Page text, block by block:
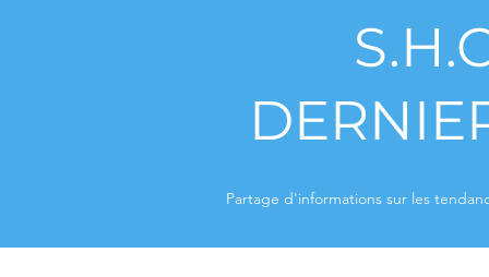
Partage d'informations sur les